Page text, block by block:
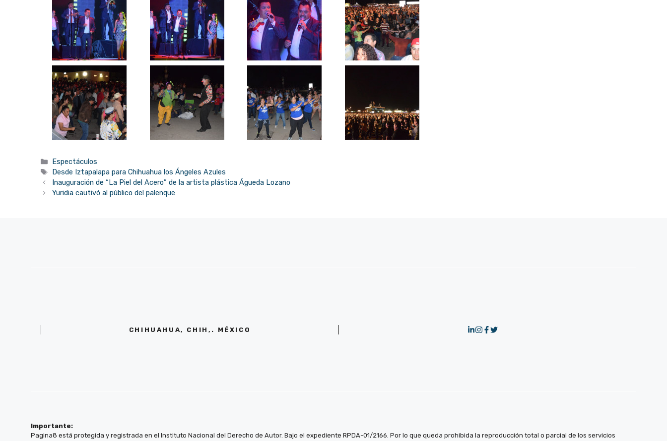
Categorías
Espectáculos
Etiquetas
Desde Iztapalapa para Chihuahua los Ángeles Azules
Inauguración de “La Piel del Acero” de la artista plástica Águeda Lozano
Yuridia cautivó al público del palenque
CHIHUAHUA, CHIH,. MÉXICO
Importante:
Pagina8 está protegida y registrada en el Instituto Nacional del Derecho de Autor. Bajo el expediente RPDA-01/2166. Por lo que queda prohibida la reproducción total o parcial de los servicios